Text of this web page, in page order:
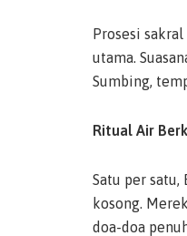
Prosesi
utama.
Sumbing,
Ritual Air
Satu per
kosong.
doa-doa